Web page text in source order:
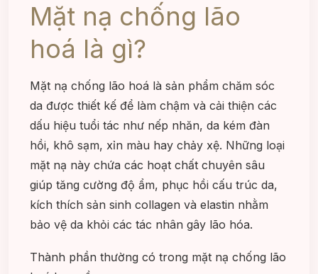
Mặt nạ chống lão
hoá là gì?
Mặt nạ chống lão hoá là sản phẩm chăm sóc
da được thiết kế để làm chậm và cải thiện các
dấu hiệu tuổi tác như nếp nhăn, da kém đàn
hồi, khô sạm, xỉn màu hay chảy xệ. Những loại
mặt nạ này chứa các hoạt chất chuyên sâu
giúp tăng cường độ ẩm, phục hồi cấu trúc da,
kích thích sản sinh collagen và elastin nhằm
bảo vệ da khỏi các tác nhân gây lão hóa.
Thành phần thường có trong mặt nạ chống lão